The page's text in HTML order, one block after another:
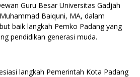
Guru Besar Universitas Gadjah
Baiquni, MA, dalam
baik langkah Pemko Padang yang
pendidikan generasi muda.
langkah Pemerintah Kota Padang